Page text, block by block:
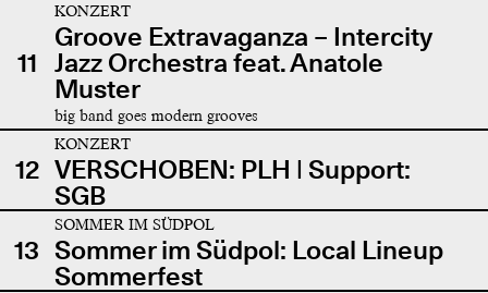
11
KONZERT
Groove Extravaganza – Intercity
Jazz Orchestra feat. Anatole
Muster
big band goes modern grooves
12
KONZERT
VERSCHOBEN: PLH | Support:
SGB
13
SOMMER IM SÜDPOL
Sommer im Südpol: Local Lineup
Sommerfest